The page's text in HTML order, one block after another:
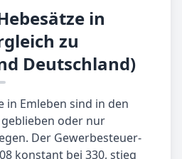
in
zu
Deutschland)
in Emleben sind in den
oder nur
Der Gewerbesteuer-
konstant bei 330, stieg